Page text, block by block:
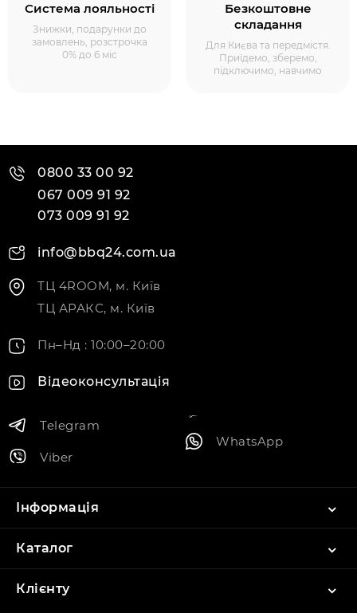
Система лояльності
Знижки, подарунки до
замовлень, розстрочка
0% до 6 міс
Безкоштовне
складання
Для Києва та передмістя.
Приїдемо, зберемо,
підключимо, навчимо
0800 33 00 92
067 009 91 92
073 009 91 92
info@bbq24.com.ua
ТЦ 4ROOM, м. Київ
ТЦ АРАКС, м. Київ
Пн–Нд : 10:00–20:00
Відеоконсультація
Telegram
Viber
WhatsApp
Інформація
Каталог
Клієнту